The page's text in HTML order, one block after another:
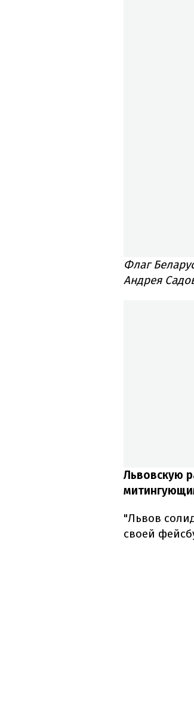
Флаг
Андрея
Львовскую
"Львов
своей